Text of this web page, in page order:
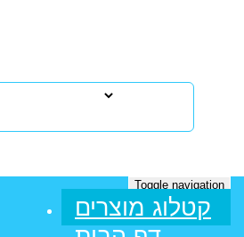
Toggle navigation
קטלוג מוצרים